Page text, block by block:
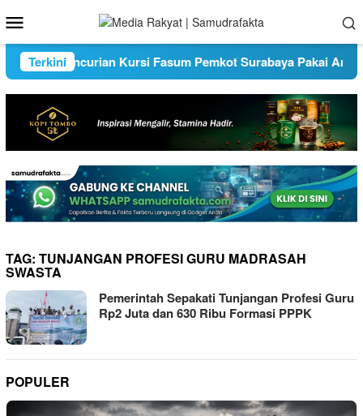
ke
kontenMobile
Terkini
Pencurian Kursi Fasum Pemkot Surabaya Pakai Ambulans
TAG: TUNJANGAN PROFESI GURU MADRASAH
SWASTA
Pemerintah Sepakati Tunjangan Profesi Guru
Rp2 Juta dan 630 Ribu Formasi PPPK
POPULER